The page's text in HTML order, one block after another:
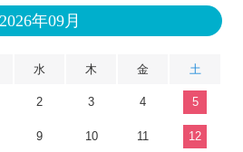
2026年09月
水 木 金 土
2 3 4 5
9 10 11 12